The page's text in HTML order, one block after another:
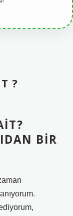
?
BIR